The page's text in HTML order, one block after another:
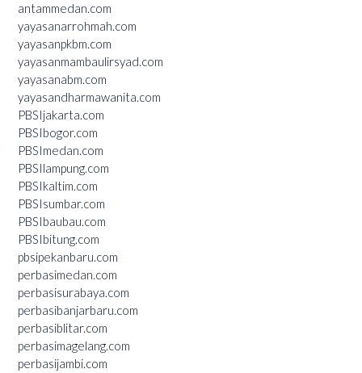
antammedan.com
yayasanarrohmah.com
yayasanpkbm.com
yayasanmambaulirsyad.com
yayasanabm.com
yayasandharmawanita.com
PBSIjakarta.com
PBSIbogor.com
PBSImedan.com
PBSIlampung.com
PBSIkaltim.com
PBSIsumbar.com
PBSIbaubau.com
PBSIbitung.com
pbsipekanbaru.com
perbasimedan.com
perbasisurabaya.com
perbasibanjarbaru.com
perbasiblitar.com
perbasimagelang.com
perbasijambi.com